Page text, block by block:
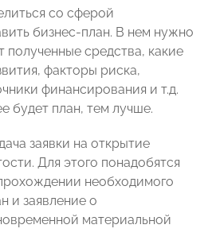
со сферой
бизнес-план. В нем нужно
полученные средства, какие
факторы риска,
финансирования и т.д.
будет план, тем лучше.
заявки на открытие
Для этого понадобятся
необходимого
и заявление о
материальной